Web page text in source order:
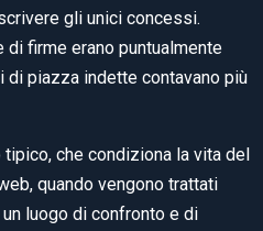
gli unici concessi.
di firme erano puntualmente
piazza indette contavano più
che condiziona la vita del
quando vengono trattati
luogo di confronto e di